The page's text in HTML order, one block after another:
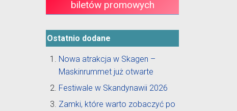
biletów promowych
Ostatnio dodane
Nowa atrakcja w Skagen –
Maskinrummet już otwarte
Festiwale w Skandynawii 2026
Zamki, które warto zobaczyć po